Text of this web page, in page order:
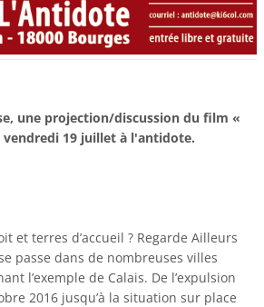
une projection/discussion du film «
vendredi 19 juillet à l'antidote.
et terres d’accueil ? Regarde Ailleurs
passe dans de nombreuses villes
l’exemple de Calais. De l’expulsion
2016 jusqu’à la situation sur place